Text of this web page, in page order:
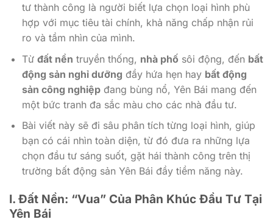
tư thành công là người biết lựa chọn loại hình phù
hợp với mục tiêu tài chính, khả năng chấp nhận rủi
ro và tầm nhìn của mình.
Từ đất nền truyền thống, nhà phố sôi động, đến bất
động sản nghỉ dưỡng đầy hứa hẹn hay bất động
sản công nghiệpđang bùng nổ, Yên Bái mang đến
một bức tranh đa sắc màu cho các nhà đầu tư.
Bài viết này sẽ đi sâu phân tích từng loại hình, giúp
bạn có cái nhìn toàn diện, từ đó đưa ra những lựa
chọn đầu tư sáng suốt, gặt hái thành công trên thị
trường bất động sản Yên Bái đầy tiềm năng này.
I. Đất Nền: “Vua” Của Phân Khúc Đầu Tư Tại
Yên Bái